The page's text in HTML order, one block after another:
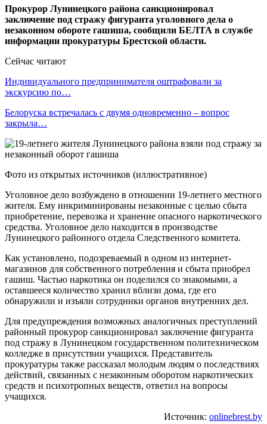
Прокурор Лунинецкого района санкционировал
заключение под стражу фигуранта уголовного дела о
незаконном обороте гашиша, сообщили БЕЛТА в службе
информации прокуратуры Брестской области.
Сейчас читают
Индивидуального предпринимателя оштрафовали за
экскурсию по…
Белоруска встречалась с двумя одновременно – вопрос
закрыла…
Фото из открытых источников (иллюстративное)
Уголовное дело возбуждено в отношении 19-летнего местного
жителя. Ему инкриминированы незаконные с целью сбыта
приобретение, перевозка и хранение опасного наркотического
средства. Уголовное дело находится в производстве
Лунинецкого районного отдела Следственного комитета.
Как установлено, подозреваемый в одном из интернет-
магазинов для собственного потребления и сбыта приобрел
гашиш. Частью наркотика он поделился со знакомыми, а
оставшееся количество хранил вблизи дома, где его
обнаружили и изъяли сотрудники органов внутренних дел.
Для предупреждения возможных аналогичных преступлений
районный прокурор санкционировал заключение фигуранта
под стражу в Лунинецком государственном политехническом
колледже в присутствии учащихся. Представитель
прокуратуры также рассказал молодым людям о последствиях
действий, связанных с незаконным оборотом наркотических
средств и психотропных веществ, ответил на вопросы
учащихся.
Источник: onlinebrest.by